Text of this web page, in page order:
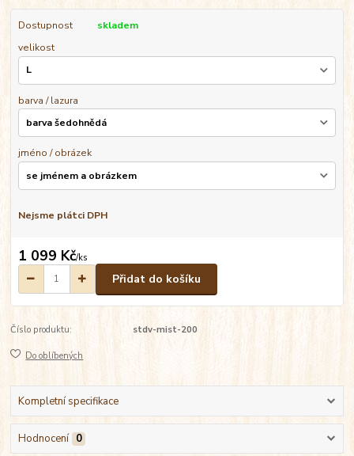
Dostupnost
skladem
velikost
barva / lazura
jméno / obrázek
Nejsme plátci DPH
1 099 Kč/ks
Přidat do košíku
Číslo produktu: stdv-mist-200
Do oblíbených
Kompletní specifikace
Hodnocení 0